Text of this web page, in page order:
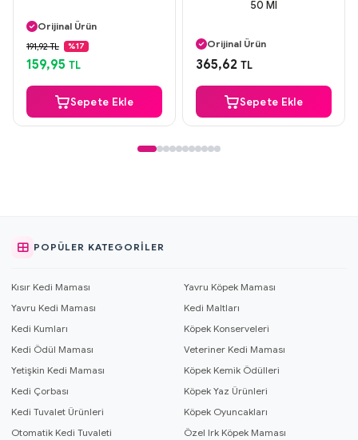
Orijinal Ürün
Güvenli Ödeme
Aynı Gün Kargo
191,92 TL %17
159,95 TL
Sepete Ekle
50 Ml
Orijinal Ürün
Güvenli Ödeme
365,62 TL
Sepete Ekle
POPÜLER KATEGORILER
Kısır Kedi Maması
Yavru Köpek Maması
Yavru Kedi Maması
Kedi Maltları
Kedi Kumları
Köpek Konserveleri
Kedi Ödül Maması
Veteriner Kedi Maması
Yetişkin Kedi Maması
Köpek Kemik Ödülleri
Kedi Çorbası
Köpek Yaz Ürünleri
Kedi Tuvalet Ürünleri
Köpek Oyuncakları
Otomatik Kedi Tuvaleti
Özel Irk Köpek Maması